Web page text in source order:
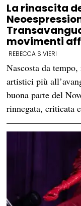
La rinascita
movimenti
REBECCA SIVIERI
Nascosta da
artistici più
buona parte del
rinnegata, criticata